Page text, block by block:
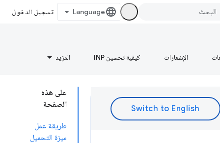
تسجيل الدخول
الإشعارات كيفية تحسين INP المزيد
على هذه
الصفحة
طريقة عمل
ميزة التحميل